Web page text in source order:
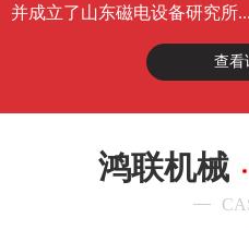
并成立了山东磁电设备研究所...
查看
鸿联机械